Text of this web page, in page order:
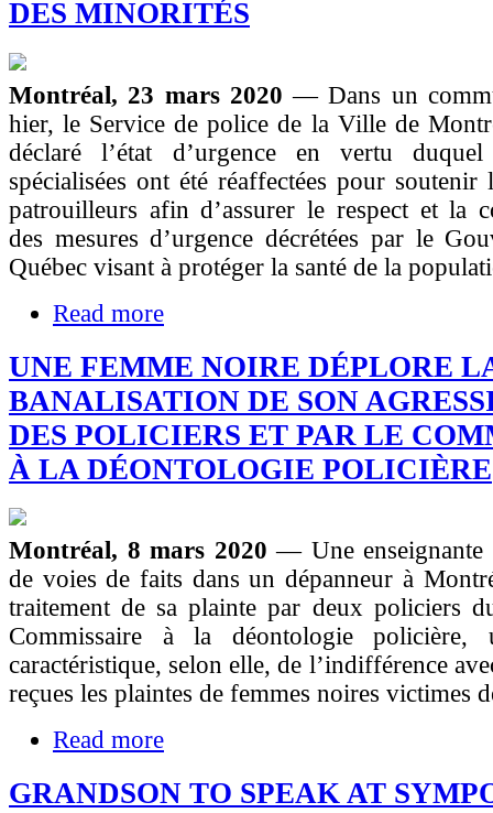
DES MINORITÉS
Montréal, 23 mars 2020— Dans un
hier, le Service de police de la Ville de
déclaré l’état d’urgence en vertu
spécialisées ont été réaffectées pour soutenir
patrouilleurs afin d’assurer le respect et la
des mesures d’urgence décrétées par le
Québec visant à protéger la santé de la
Read more
UNE FEMME NOIRE DÉPLORE
BANALISATION DE SON
DES POLICIERS ET PAR LE
À LA DÉONTOLOGIE POLICIÈRE
Montréal, 8 mars 2020— Une enseignante
de voies de faits dans un dépanneur à
traitement de sa plainte par deux policiers
Commissaire à la déontologie policière,
caractéristique, selon elle, de l’indifférence
reçues les plaintes de femmes noires victimes
Read more
GRANDSON TO SPEAK AT